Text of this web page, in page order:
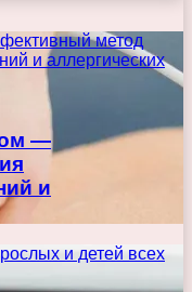
метод
и аллергических
—
и
и детей всех